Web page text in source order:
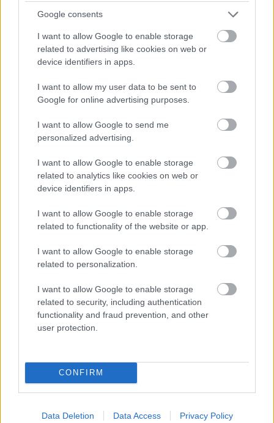
Google consents
I want to allow Google to enable storage
related to advertising like cookies on web or
device identifiers in apps.
I want to allow my user data to be sent to
Google for online advertising purposes.
I want to allow Google to send me
personalized advertising.
I want to allow Google to enable storage
related to analytics like cookies on web or
device identifiers in apps.
I want to allow Google to enable storage
related to functionality of the website or app.
I want to allow Google to enable storage
related to personalization.
I want to allow Google to enable storage
related to security, including authentication
functionality and fraud prevention, and other
user protection.
CONFIRM
Data Deletion Data Access Privacy Policy